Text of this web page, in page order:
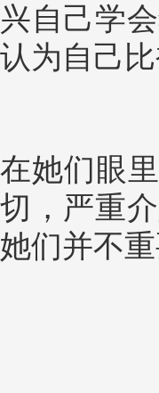
兴自己学
认为自己
在她们眼
切，严重
她们并不